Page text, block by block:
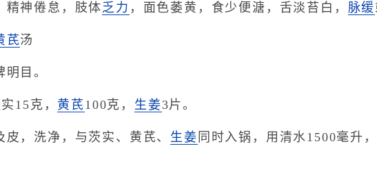
神倦怠，肢体乏力 ，面色萎黄，食少便溏，舌淡苔白， 脉缓
芪汤
目。
15克， 黄芪 100克， 生姜3片。
，洗净，与茨实、黄芪、 生姜 同时入锅，用清水1500毫升